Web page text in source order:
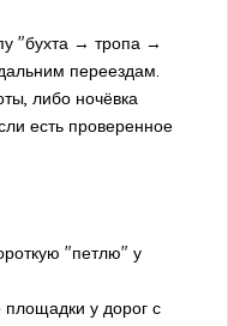
"бухта → тропа →
переездам.
либо ночёвка
есть проверенное
"петлю" у
у дорог с